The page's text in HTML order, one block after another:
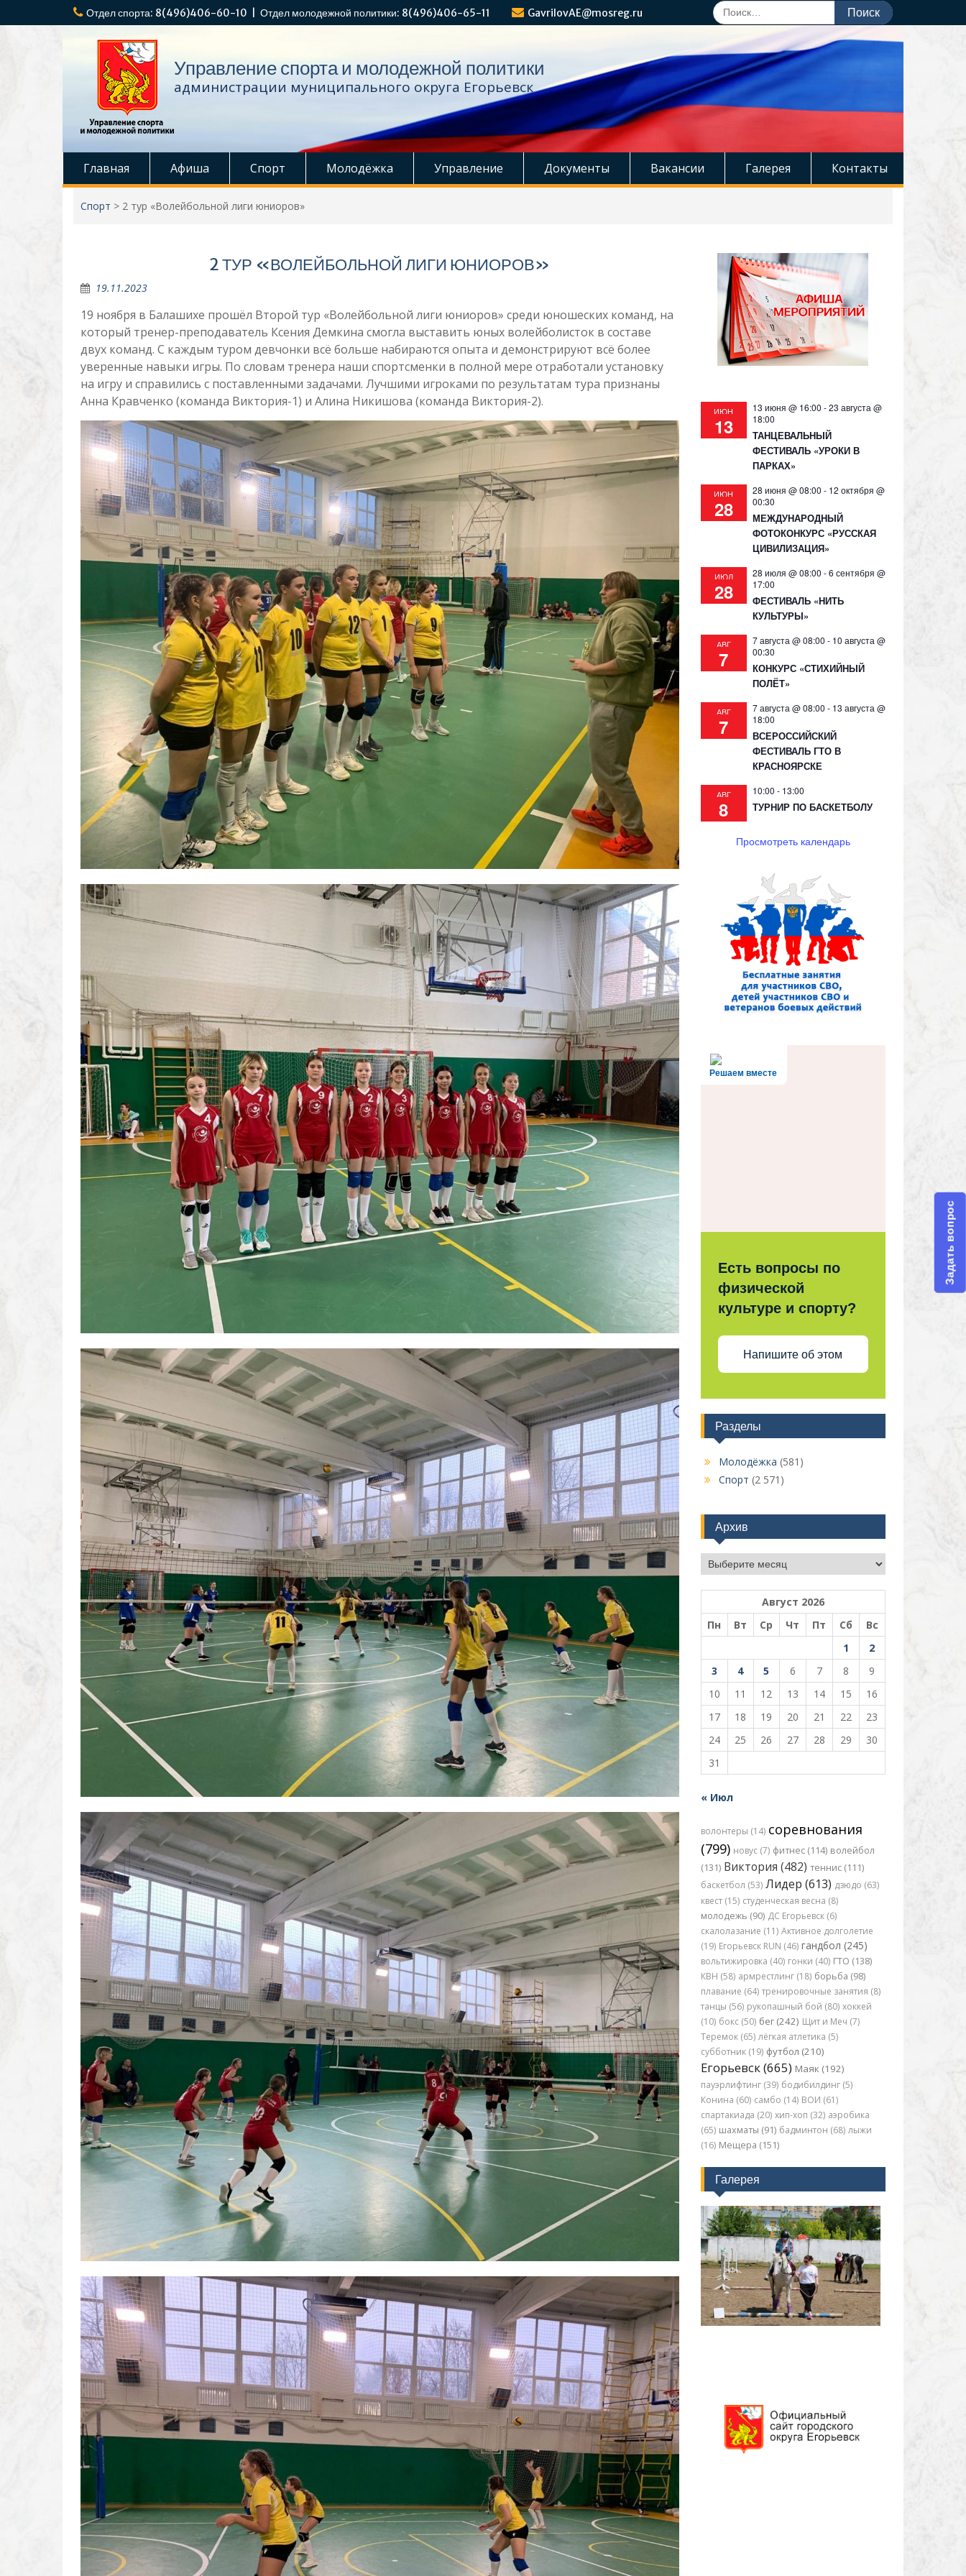
к
Отдел спорта: 8(496)406-60-10 | Отдел молодежной политики: 8(496)406-65-11 GavrilovAE@mosreg.ru
Поиск
по:
Управление спорта и молодежной политики
администрации муниципального округа Егорьевск
Главная Афиша Спорт Молодёжка Управление Документы Вакансии Галерея Контакты
Спорт > 2 тур «Волейбольной лиги юниоров»
2 ТУР «ВОЛЕЙБОЛЬНОЙ ЛИГИ ЮНИОРОВ»
19.11.2023
19 ноября в Балашихе прошёл Второй тур «Волейбольной лиги юниоров» среди юношеских команд, на
который тренер-преподаватель Ксения Демкина смогла выставить юных волейболисток в составе
двух команд. С каждым туром девчонки всё больше набираются опыта и демонстрируют всё более
уверенные навыки игры. По словам тренера наши спортсменки в полной мере отработали установку
на игру и справились с поставленными задачами. Лучшими игроками по результатам тура признаны
Анна Кравченко (команда Виктория-1) и Алина Никишова (команда Виктория-2).
ИЮН
13
13 июня @ 16:00 -23 августа @
18:00
ТАНЦЕВАЛЬНЫЙ
ФЕСТИВАЛЬ «УРОКИ В
ПАРКАХ»
ИЮН
28
28 июня @ 08:00 - 12 октября @
00:30
МЕЖДУНАРОДНЫЙ
ФОТОКОНКУРС «РУССКАЯ
ЦИВИЛИЗАЦИЯ»
ИЮЛ
28
28 июля @ 08:00 -6 сентября @
17:00
ФЕСТИВАЛЬ «НИТЬ
КУЛЬТУРЫ»
АВГ
7
7 августа @ 08:00 - 10 августа @
00:30
КОНКУРС «СТИХИЙНЫЙ
ПОЛЁТ»
АВГ
7
7 августа @ 08:00 - 13 августа @
18:00
ВСЕРОССИЙСКИЙ
ФЕСТИВАЛЬ ГТО В
КРАСНОЯРСКЕ
АВГ
8
10:00 - 13:00
ТУРНИР ПО БАСКЕТБОЛУ
Просмотреть календарь
Решаем вместе
Есть вопросы по
физической
культуре и спорту?
Напишите об этом
Разделы
Молодёжка (581)
Спорт (2 571)
Архив
Архив
Август 2026
Пн
Вт Ср Чт Пт Сб
Вс
1
2
3
4 5 6 7 8
9
10
11 12 13 14 15
16
17
18 19 20 21 22
23
24
25 26 27 28 29
30
31
« Июл
волонтеры (14) соревнования
(799) новус (7) фитнес (114) волейбол
(131) Виктория (482) теннис (111)
баскетбол (53) Лидер (613) дзюдо (63)
квест (15) студенческая весна (8)
молодежь (90) ДС Егорьевск (6)
скалолазание (11) Активное долголетие
(19) Егорьевск RUN (46) гандбол (245)
вольтижировка (40) гонки (40) ГТО (138)
КВН (58) армрестлинг (18) борьба (98)
плавание (64) тренировочные занятия (8)
танцы (56) рукопашный бой (80) хоккей
(10) бокс (50) бег (242) Щит и Меч (7)
Теремок (65) лёгкая атлетика (5)
субботник (19) футбол (210)
Егорьевск (665) Маяк (192)
пауэрлифтинг (39) бодибилдинг (5)
Конина (60) самбо (14) ВОИ (61)
спартакиада (20) хип-хоп (32) аэробика
(65) шахматы (91) бадминтон (68) лыжи
(16) Мещера (151)
Галерея
Задать вопрос